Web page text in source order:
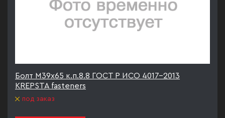
Болт М39х65 к.п.8.8 ГОСТ Р ИСО 4017-2013
KREPSTA fasteners
под заказ